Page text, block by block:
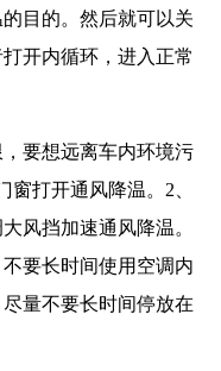
目的。然后就可以关
开内循环，进入正常
要想远离车内环境污
打开通风降温。2、
风挡加速通风降温。
要长时间使用空调内
量不要长时间停放在